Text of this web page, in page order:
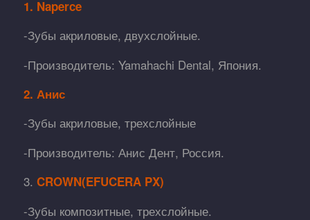
1. Naperce
-Зубы акриловые, двухслойные.
-Производитель: Yamahachi Dental, Япония.
2. Анис
-Зубы акриловые, трехслойные
-Производитель: Анис Дент, Россия.
3. CROWN(EFUCERA PX)
-Зубы композитные, трехслойные.